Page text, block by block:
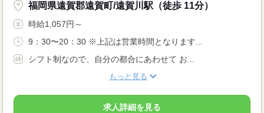
福岡県遠賀郡遠賀町/遠賀川駅（徒歩 11分）
時給1,057円～
9：30〜20：30 ※上記は営業時間となります...
シフト制なので、自分の都合にあわせて お...
もっと見る
求人詳細を見る